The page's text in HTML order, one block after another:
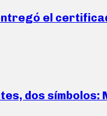
el
dos símbolos: